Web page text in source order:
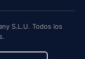
S.L.U. Todos los